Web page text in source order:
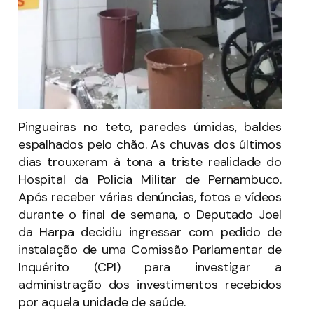
Pingueiras no teto, paredes úmidas, baldes
espalhados pelo chão. As chuvas dos últimos
dias trouxeram à tona a triste realidade do
Hospital da Policia Militar de Pernambuco.
Após receber várias denúncias, fotos e vídeos
durante o final de semana, o Deputado Joel
da Harpa decidiu ingressar com pedido de
instalação de uma Comissão Parlamentar de
Inquérito (CPI) para investigar a
administração dos investimentos recebidos
por aquela unidade de saúde.